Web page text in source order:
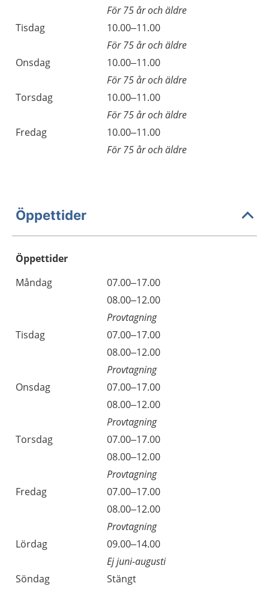
För 75 år och äldre
Tisdag
10.00–11.00
För 75 år och äldre
Onsdag
10.00–11.00
För 75 år och äldre
Torsdag
10.00–11.00
För 75 år och äldre
Fredag
10.00–11.00
För 75 år och äldre
Öppettider
Öppettider
Dag
Öppettider
Kommentarer
Måndag
07.00–17.00
08.00–12.00
Provtagning
Tisdag
07.00–17.00
08.00–12.00
Provtagning
Onsdag
07.00–17.00
08.00–12.00
Provtagning
Torsdag
07.00–17.00
08.00–12.00
Provtagning
Fredag
07.00–17.00
08.00–12.00
Provtagning
Lördag
09.00–14.00
Ej juni-augusti
Söndag
Stängt